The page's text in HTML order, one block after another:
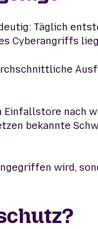
Täglich
Cyberangriffs
nach
bekannte
wird,